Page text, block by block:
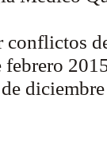
conflictos
febrero